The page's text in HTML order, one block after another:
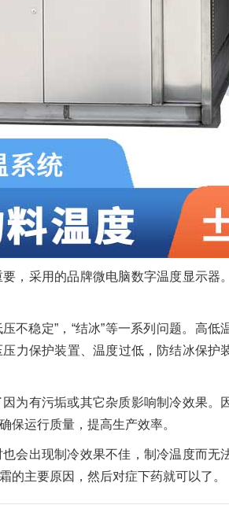
，采用的品牌微电脑数字温度显示器
不稳定”，“结冰”等一系列问题。高
力保护装置、温度过低，防结冰保护
为有污垢或其它杂质影响制冷效果。
保运行质量，提高生产效率。
会出现制冷效果不佳，制冷温度而无
的主要原因，然后对症下药就可以了。